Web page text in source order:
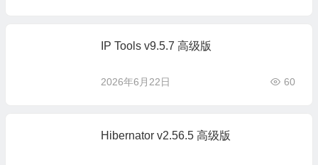
IP Tools v9.5.7 高级版
2026年6月22日 60
Hibernator v2.56.5 高级版